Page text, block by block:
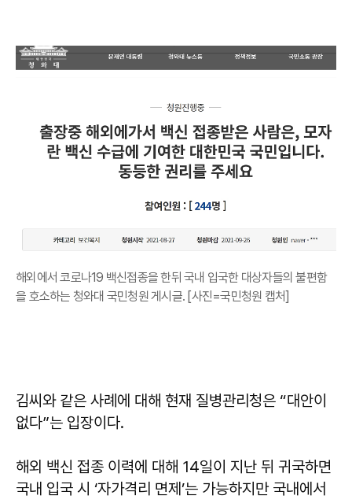
해외에서 코로나19 백신접종을 한뒤 국내 입국한 대상자들의 불편함
을 호소하는 청와대 국민청원 게시글. [사진=국민청원 캡처]
김씨와 같은 사례에 대해 현재 질병관리청은 “대안이
없다”는 입장이다.
해외 백신 접종 이력에 대해 14일이 지난 뒤 귀국하면
국내 입국 시 ‘자가격리 면제’는 가능하지만 국내에서